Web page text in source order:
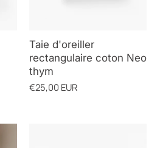
Taie d'oreiller
rectangulaire coton Neo
thym
€25,00 EUR